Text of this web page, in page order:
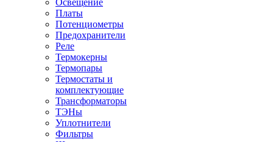
Освещение
Платы
Потенциометры
Предохранители
Реле
Термокерны
Термопары
Термостаты и
комплектующие
Трансформаторы
ТЭНы
Уплотнители
Фильтры